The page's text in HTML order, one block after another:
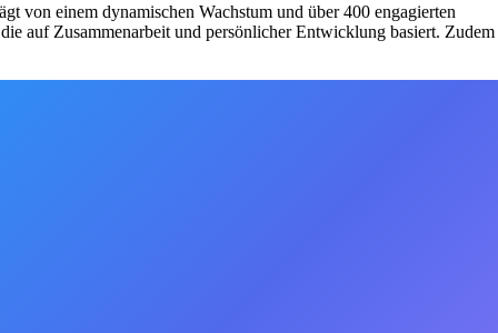
von einem dynamischen Wachstum und über 400 engagierten
auf Zusammenarbeit und persönlicher Entwicklung basiert. Zudem